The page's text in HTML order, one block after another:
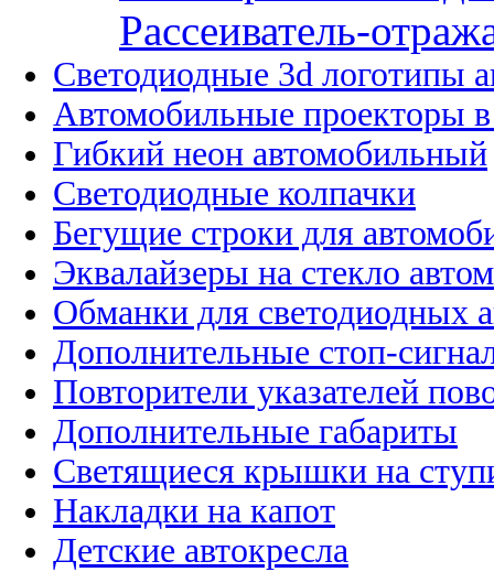
Рассеиватель-
Светодиодные 3d логотипы
Автомобильные проекторы
Гибкий неон автомобильный
Светодиодные колпачки
Бегущие строки для
Эквалайзеры на стекло
Обманки для светодиодных
Дополнительные стоп-
Повторители указателей
Дополнительные габариты
Светящиеся крышки на
Накладки на капот
Детские автокресла